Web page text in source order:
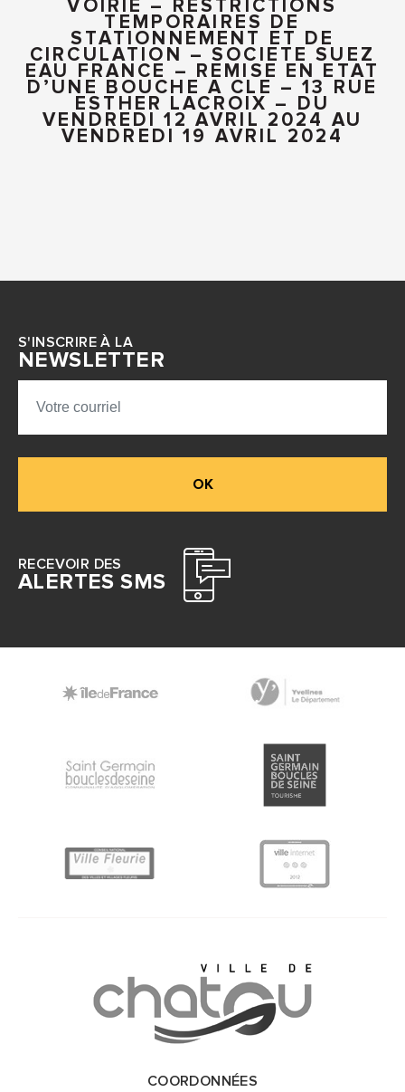
VOIRIE – RESTRICTIONS
TEMPORAIRES DE
STATIONNEMENT ET DE
CIRCULATION – SOCIETE SUEZ
EAU FRANCE – REMISE EN ETAT
D’UNE BOUCHE A CLE – 13 RUE
ESTHER LACROIX – DU
VENDREDI 12 AVRIL 2024 AU
VENDREDI 19 AVRIL 2024
S'INSCRIRE À LA
NEWSLETTER
OK
RECEVOIR DES
ALERTES SMS
COORDONNÉES